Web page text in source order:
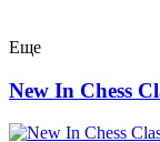
Еще
New In Chess